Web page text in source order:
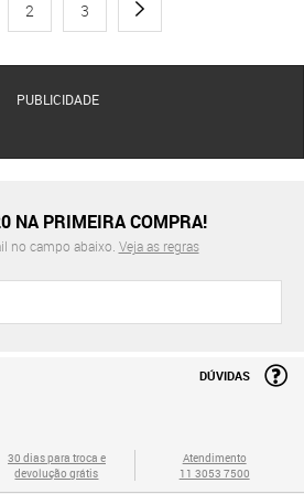
2 3
PUBLICIDADE
NA PRIMEIRA COMPRA!
no campo abaixo. Veja as regras
DÚVIDAS
30 dias para troca e
devolução grátis
Atendimento
11 3053 7500